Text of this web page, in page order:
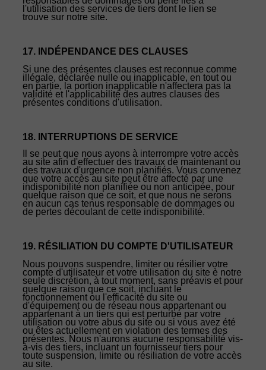
l'utilisation des services de tiers dont le lien se
trouve sur notre site.
17. INDÉPENDANCE DES CLAUSES
Si une des présentes clauses est reconnue comme
illégale, déclarée nulle ou inapplicable, en tout ou
en partie, la portion inapplicable n'affectera pas la
validité et l'applicabilité des autres clauses des
présentes conditions d'utilisation.
18. INTERRUPTIONS DE SERVICE
Il se peut que nous ayons à interrompre votre accès
au site afin d'effectuer des travaux de maintenant ou
des travaux d'urgence non planifiés. Vous convenez
que votre accès au site peut être affecté par une
indisponibilité non planifiée ou non anticipée, pour
quelque raison que ce soit, et que nous ne serons
en aucun cas tenus responsable de dommages ou
de pertes découlant de cette indisponibilité.
19. RÉSILIATION DU COMPTE D'UTILISATEUR
Nous pouvons suspendre, limiter ou résilier votre
compte d'utilisateur et votre utilisation du site è notre
seule discrétion, à tout moment, sans préavis et pour
quelque raison que ce soit, incluant le
fonctionnement ou l'efficacité du site ou
d'équipement ou de réseau nous appartenant ou
appartenant à un tiers qui est perturbé par votre
utilisation ou votre abus du site ou si vous avez été
ou êtes actuellement en violation des termes des
présentes. Nous n'aurons aucune responsabilité vis-
à-vis des tiers, incluant un fournisseur tiers pour
toute suspension, limite ou résiliation de votre accès
au site.